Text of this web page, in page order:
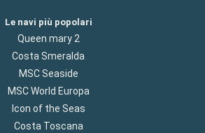
Le navi più popolari
Queen mary 2
Costa Smeralda
MSC Seaside
MSC World Europa
Icon of the Seas
Costa Toscana